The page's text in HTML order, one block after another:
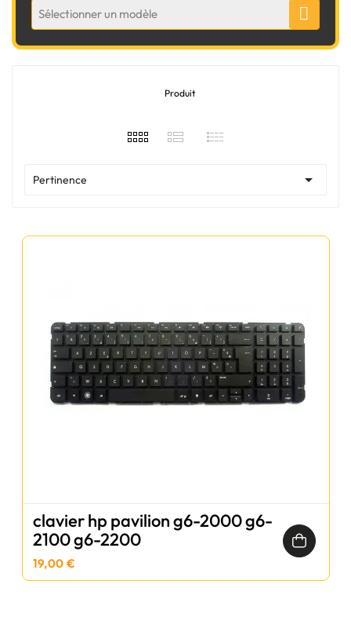
Sélectionner un modèle
Produit
Pertinence 
clavier hp pavilion g6-2000 g6-
2100 g6-2200
19,00 €